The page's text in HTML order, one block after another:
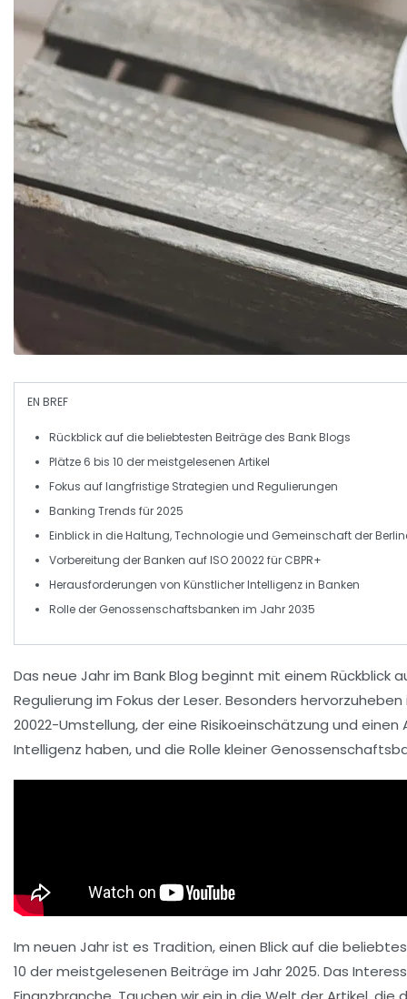
EN BREF
Rückblick auf die beliebtesten Beiträge des Bank Blogs
Plätze6 bis 10 der meistgelesenen Artikel
Fokus auflangfristige Strategien und Regulierungen
Banking Trends für2025
Einblick in dieHaltung,Technologieund Gemeinschaft der
Vorbereitung der Banken aufISO 20022für CBPR+
Herausforderungen von Künstlicher Intelligenzin Banken
Rolle der Genossenschaftsbanken im Jahr2035
Das neue Jahr im Bank Blog beginnt mit einem Rückblick
Regulierung im Fokus der Leser. Besonders
20022-Umstellung, der eine Risikoeinschätzung und
Intelligenz haben, und die Rolle kleiner
Im neuen Jahr ist es Tradition, einen Blick auf die
10 der meistgelesenen Beiträge im Jahr 2025. Das